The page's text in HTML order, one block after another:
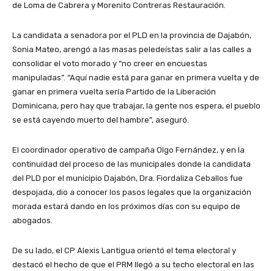
de Loma de Cabrera y Morenito Contreras Restauración.
La candidata a senadora por el PLD en la provincia de Dajabón,
Sonia Mateo, arengó a las masas peledeístas salir a las calles a
consolidar el voto morado y “no creer en encuestas
manipuladas”. “Aquí nadie está para ganar en primera vuelta y de
ganar en primera vuelta sería Partido de la Liberación
Dominicana, pero hay que trabajar, la gente nos espera, el pueblo
se está cayendo muerto del hambre”, aseguró.
El coordinador operativo de campaña Olgo Fernández, y en la
continuidad del proceso de las municipales donde la candidata
del PLD por el municipio Dajabón, Dra. Fiordaliza Ceballos fue
despojada, dio a conocer los pasos legales que la organización
morada estará dando en los próximos días con su equipo de
abogados.
De su lado, el CP Alexis Lantigua orientó el tema electoral y
destacó el hecho de que el PRM llegó a su techo electoral en las